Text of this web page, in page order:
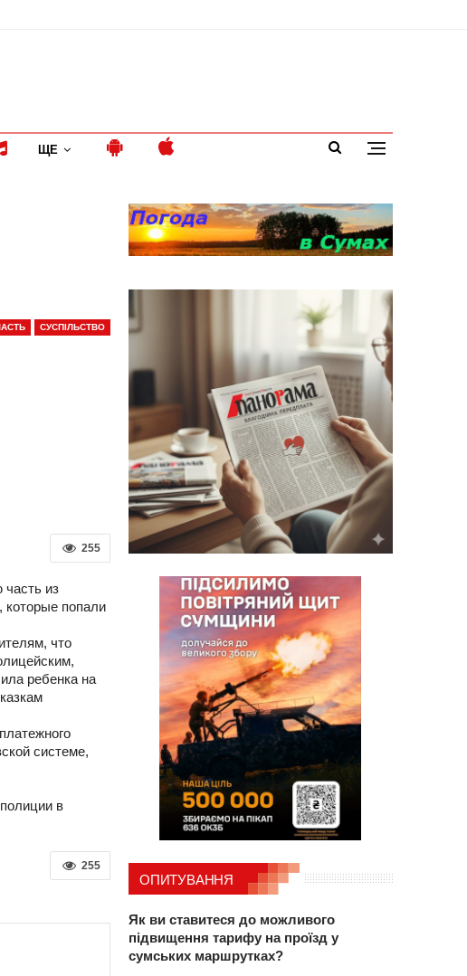
ЩЕ
СУСПІЛЬСТВО
255
из
которые попали
что
ребенка на
системе,
в
255
ОПИТУВАННЯ
Як ви ставитеся до можливого
підвищення тарифу на проїзд у
сумських маршрутках?